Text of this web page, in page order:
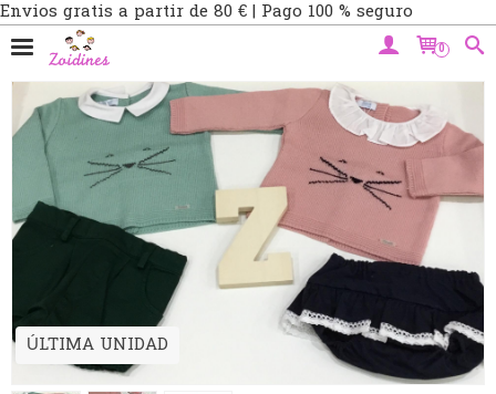
Envios gratis a partir de 80 € | Pago 100 % seguro
0
ÚLTIMA UNIDAD